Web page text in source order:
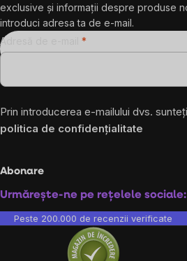
exclusive și informații despre produse
introduci adresa ta de e-mail.
Adresă de e-mail
Prin introducerea e-mailului dvs.
politica de confidențialitate
Abonare
Urmărește-ne pe rețelele sociale:
Peste 200.000 de recenzii verificate